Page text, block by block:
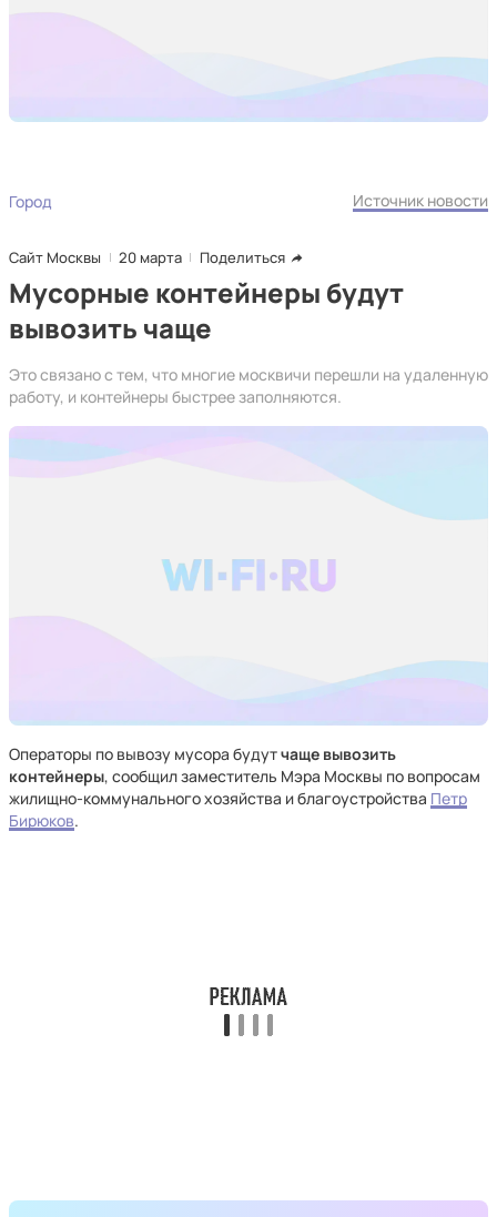
Город Источник новости
Сайт Москвы 20 марта Поделиться
Мусорные контейнеры будут
вывозить чаще
Это связано с тем, что многие москвичи перешли на удаленную
работу, и контейнеры быстрее заполняются.
Операторы по вывозу мусора будутчаще вывозить
контейнеры, сообщил заместитель Мэра Москвы по вопросам
жилищно-коммунального хозяйства и благоустройства Петр
Бирюков.